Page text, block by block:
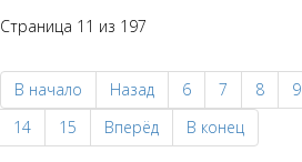
Страница 11 из 197
В начало Назад 6 7 8 9
14
15 Вперёд В конец